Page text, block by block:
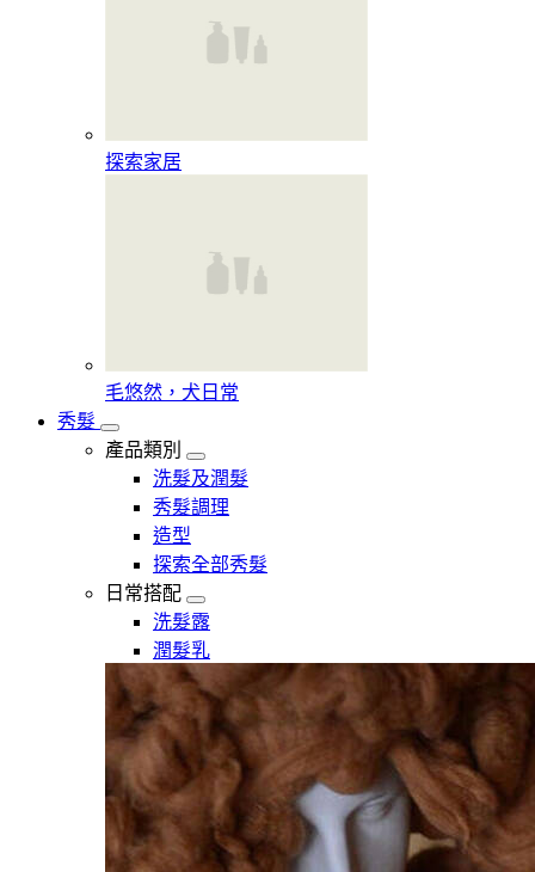
探索家居
毛悠然，犬日常
秀髮
產品類別
洗髮及潤髮
秀髮調理
造型
探索全部秀髮
日常搭配
洗髮露
潤髮乳